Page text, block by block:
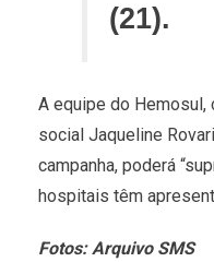
(21).
A equipe do
social Jaqueline
campanha, poderá
hospitais têm
Fotos: Arquivo SMS